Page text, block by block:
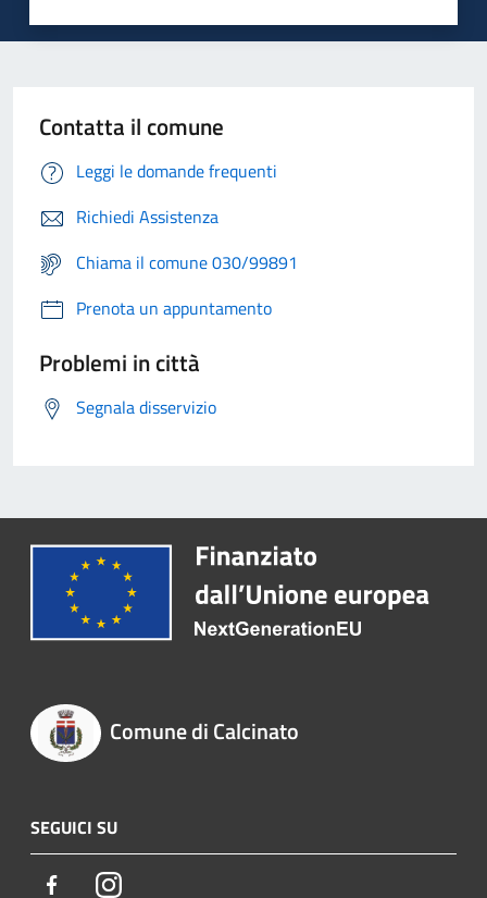
Contatta il comune
Leggi le domande frequenti
Richiedi Assistenza
Chiama il comune 030/99891
Prenota un appuntamento
Problemi in città
Segnala disservizio
Comune di Calcinato
SEGUICI SU
FacebookInstagram